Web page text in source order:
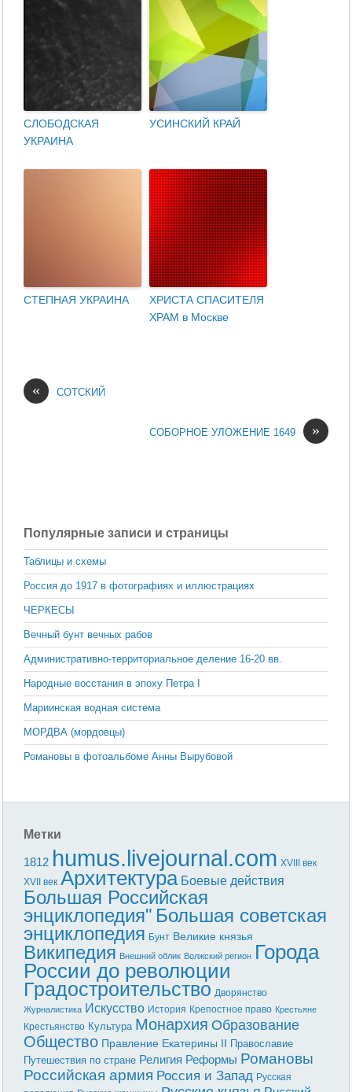
СЛОБОДСКАЯ
УКРАИНА
УСИНСКИЙ КРАЙ
СТЕПНАЯ УКРАИНА
ХРИСТА СПАСИТЕЛЯ
ХРАМ в Москве
« СОТСКИЙ
»
СОБОРНОЕ УЛОЖЕНИЕ 1649
Популярные записи и страницы
Таблицы и схемы
Россия до 1917 в фотографиях и иллюстрациях
ЧЕРКЕСЫ
Вечный бунт вечных рабов
Административно-территориальное деление 16-20 вв.
Народные восстания в эпоху Петра I
Мариинская водная система
МОРДВА (мордовцы)
Романовы в фотоальбоме Анны Вырубовой
Метки
1812 humus.livejournal.com XVIII век
XVII век Архитектура Боевые действия
Большая Российская
энциклопедия" Большая советская
энциклопедия Бунт Великие князья
Википедия Внешний облик Волжский регион Города
России до революции
Градостроительство Дворянство
Журналистика Искусство История Крепостное право Крестьяне
Крестьянство Культура Монархия Образование
Общество Правление Екатерины II Православие
Путешествия по стране Религия Реформы Романовы
Российская армия Россия и Запад Русская